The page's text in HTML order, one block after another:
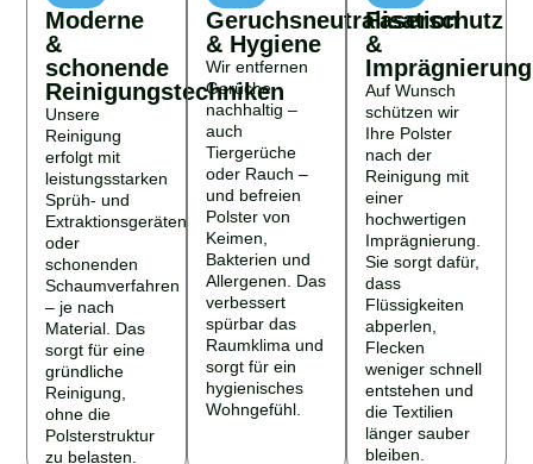
Moderne
&
schonende
Reinigungstechniken
Unsere
Reinigung
erfolgt mit
leistungsstarken
Sprüh- und
Extraktionsgeräten
oder
schonenden
Schaumverfahren
– je nach
Material. Das
sorgt für eine
gründliche
Reinigung,
ohne die
Polsterstruktur
zu belasten.
Geruchsneutralisation
& Hygiene
Wir entfernen
Gerüche
nachhaltig –
auch
Tiergerüche
oder Rauch –
und befreien
Polster von
Keimen,
Bakterien und
Allergenen. Das
verbessert
spürbar das
Raumklima und
sorgt für ein
hygienisches
Wohngefühl.
Faserschutz
&
Imprägnierung
Auf Wunsch
schützen wir
Ihre Polster
nach der
Reinigung mit
einer
hochwertigen
Imprägnierung.
Sie sorgt dafür,
dass
Flüssigkeiten
abperlen,
Flecken
weniger schnell
entstehen und
die Textilien
länger sauber
bleiben.